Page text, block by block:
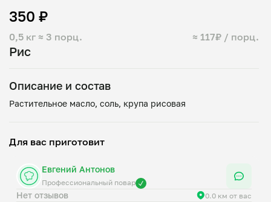
Рис
0,5 кг ≈ 3 порц. ≈ 117₽ / порц.
350 ₽
Описание и состав
Для вас приготовит
Евгений Антонов
Профессиональный повар
Нет отзывов 0.0 км от вас